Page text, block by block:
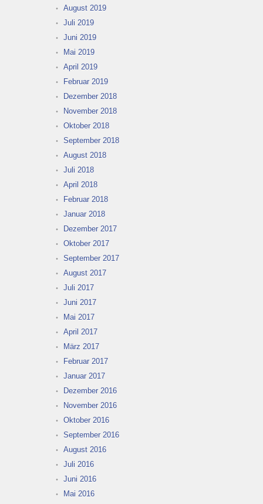
August 2019
Juli 2019
Juni 2019
Mai 2019
April 2019
Februar 2019
Dezember 2018
November 2018
Oktober 2018
September 2018
August 2018
Juli 2018
April 2018
Februar 2018
Januar 2018
Dezember 2017
Oktober 2017
September 2017
August 2017
Juli 2017
Juni 2017
Mai 2017
April 2017
März 2017
Februar 2017
Januar 2017
Dezember 2016
November 2016
Oktober 2016
September 2016
August 2016
Juli 2016
Juni 2016
Mai 2016